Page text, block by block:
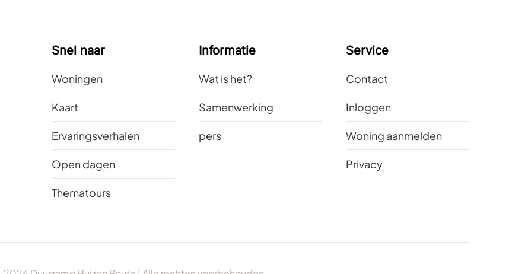
Snel naar
Woningen
Kaart
Ervaringsverhalen
Open dagen
Thematours
Informatie
Wat is het?
Samenwerking
pers
Service
Contact
Inloggen
Woning aanmelden
Privacy